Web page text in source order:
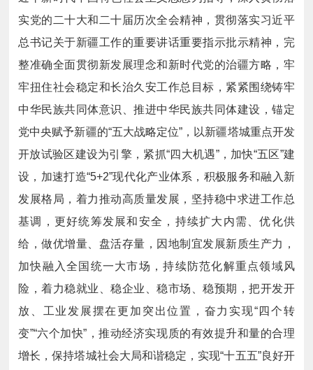
实党的二十大和二十届历次全会精神，贯彻落实习近平
总书记关于新疆工作的重要讲话重要指示批示精神，完
整准确全面贯彻新发展理念和新时代党的治疆方略，牢
牢扭住社会稳定和长治久安工作总目标，紧紧围绕铸牢
中华民族共同体意识、推进中华民族共同体建设，锚定
党中央赋予新疆的“五大战略定位”，以新疆塔城重点开发
开放试验区建设为引擎，紧抓“四大机遇”，加快“五区”建
设，加速打造“5+2”现代化产业体系，积极服务和融入新
发展格局，着力推动高质量发展，坚持稳中求进工作总
基调，更好统筹发展和安全，持续扩大内需、优化供
给，做优增量、盘活存量，因地制宜发展新质生产力，
加快融入全国统一大市场，持续防范化解重点领域风
险，着力稳就业、稳企业、稳市场、稳预期，把开发开
放、工业发展摆在更加突出位置，奋力实现“四个转
变”“六个加快”，推动经济实现质的有效提升和量的合理
增长，保持塔城社会大局和谐稳定，实现“十五五”良好开